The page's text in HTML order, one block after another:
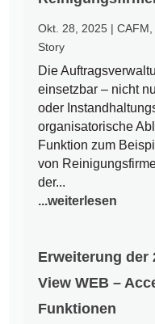
Okt. 28, 2025 |CAFM
Story
Die
einsetzbar – nicht
oder
organisatorische
Funktion zum
von
der...
...weiterlesen
Erweiterung der
View WEB –
Funktionen